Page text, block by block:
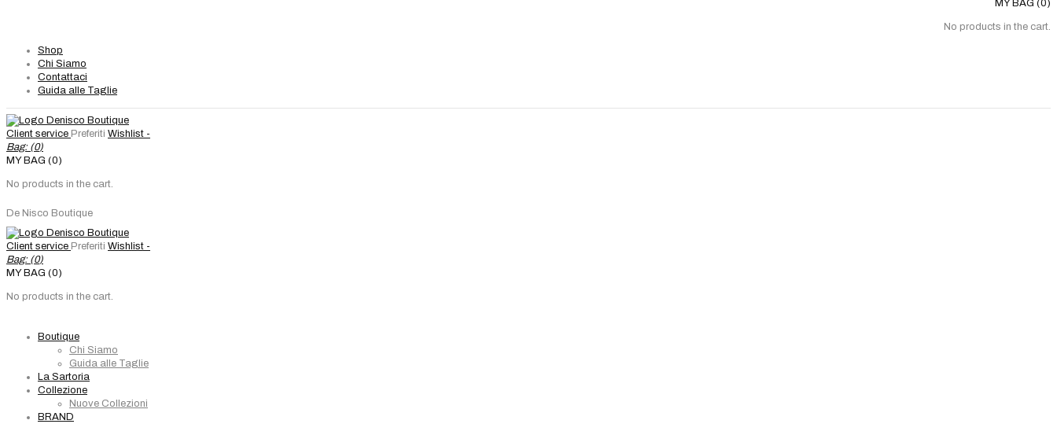
MY BAG (0)
No products in the cart.
Shop
Chi Siamo
Contattaci
Guida alle Taglie
Client service Preferiti Wishlist -
Bag: (0)
MY BAG (0)
No products in the cart.
De Nisco Boutique
Client service Preferiti Wishlist -
Bag: (0)
MY BAG (0)
No products in the cart.
Boutique
Chi Siamo
Guida alle Taglie
La Sartoria
Collezione
Nuove Collezioni
BRAND